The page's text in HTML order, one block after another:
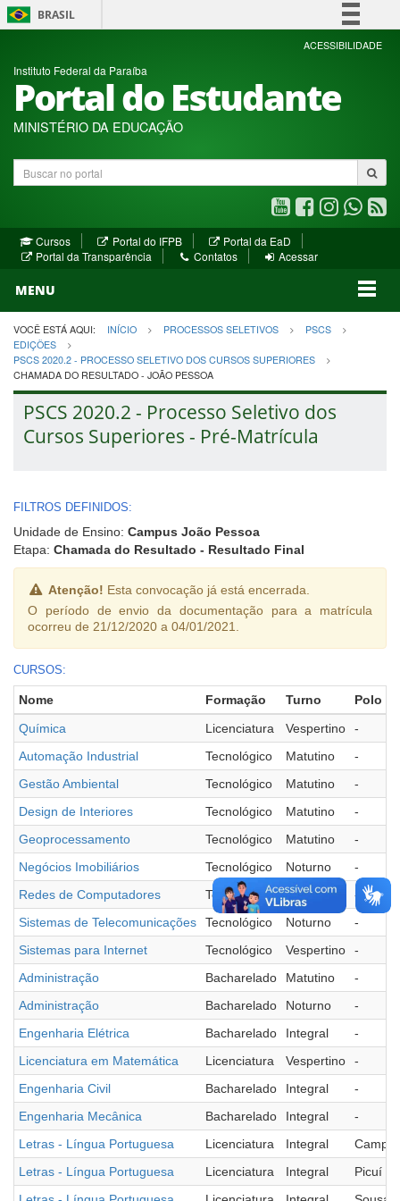
BRASIL
Simplifique!
Participe
ACESSIBILIDADE
Instituto Federal da Paraíba
Portal do Estudante
MINISTÉRIO DA EDUCAÇÃO
Buscar
no
Youtube
(abre
em
Facebook
(abre
Instagram
(abre
janela)
(abre
janela)
Cursos Portal do IFPB(abre
em
Portal da EaD
em
Portal da Transparência Contatos Acessar
MENU
VOCÊ ESTÁ AQUI: INÍCIO PROCESSOS SELETIVOS
PSCS
EDIÇÕES
PSCS 2020.2 - PROCESSO SELETIVO DOS CURSOS SUPERIORES
CHAMADA DO RESULTADO - JOÃO PESSOA
PSCS 2020.2 - Processo Seletivo dos
Cursos Superiores - Pré-Matrícula
FILTROS DEFINIDOS:
Unidade de Ensino: Campus João Pessoa
Etapa: Chamada do Resultado - Resultado Final
Atenção! Esta convocação já está encerrada.
O período de envio da documentação para a matrícula
ocorreu de 21/12/2020 a 04/01/2021.
CURSOS:
Nome Formação Turno
Polo
Química
Licenciatura Vespertino
-
Automação Industrial
Tecnológico Matutino
-
Gestão Ambiental
Tecnológico Matutino
-
Design de Interiores
Tecnológico Matutino
-
Geoprocessamento
Tecnológico Matutino
-
Negócios Imobiliários
Tecnológico Noturno
-
Redes de Computadores
Tecnológico Matutino
-
Sistemas de Telecomunicações
Tecnológico Noturno
-
Sistemas para Internet
Tecnológico Vespertino
-
Administração
Bacharelado Matutino
-
Administração
Bacharelado Noturno
-
Engenharia Elétrica
Bacharelado Integral
-
Licenciatura em Matemática
Licenciatura Vespertino
-
Engenharia Civil
Bacharelado Integral
-
Engenharia Mecânica
Bacharelado Integral
-
Letras - Língua Portuguesa
Licenciatura Integral
Letras - Língua Portuguesa
Licenciatura Integral
Picuí